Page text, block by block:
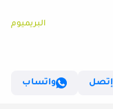
البريميوم
إتصل
واتساب